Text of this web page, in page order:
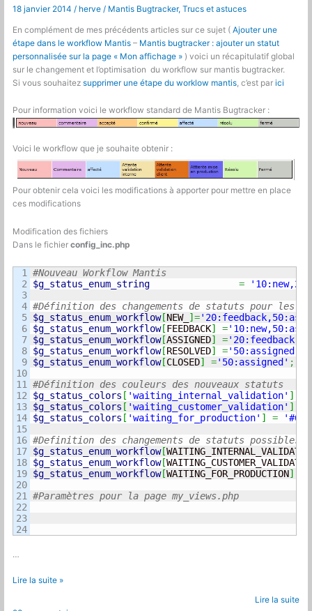
18 janvier 2014 / herve / Mantis Bugtracker,Trucs et astuces
En complément de mes précédents articles sur ce sujet (Ajouter une
étape dans le workflow Mantis – Mantis bugtracker : ajouter un statut
personnalisée sur la page « Mon affichage » ) voici un récapitulatif global
sur le changement et l’optimisation du workflow sur mantis bugtracker.
Si vous souhaitezsupprimer une étape du worklow mantis , c’est parici
Pour information voici le workflow standard de Mantis Bugtracker :
Voici le workflow que je souhaite obtenir :
Pour obtenir cela voici les modifications à apporter pour mettre en place
ces modifications
Modification des fichiers
Dans le fichierconfig_inc.php
1
2
3
4
5
6
7
8
9
10
11
12
13
14
15
16
17
18
19
20
21
22
23
$g_status_enum_string
=
$g_status_enum_workflow[NEW_ ]=
$g_status_enum_workflow[FEEDBACK] =
$g_status_enum_workflow[ASSIGNED] =
$g_status_enum_workflow[RESOLVED] =
$g_status_enum_workflow[CLOSED] ='50:assigned' ;
$g_status_colors [ 'waiting_internal_validation' ]
$g_status_colors [ 'waiting_customer_validation' ]
$g_status_colors [ 'waiting_for_production' ] =
$g_status_enum_workflow[
$g_status_enum_workflow[
$g_status_enum_workflow[WAITING_FOR_PRODUCTION]
#Paramètres pour la page my_views.php
…
Modifier
Lire la suite »
Lire la suite